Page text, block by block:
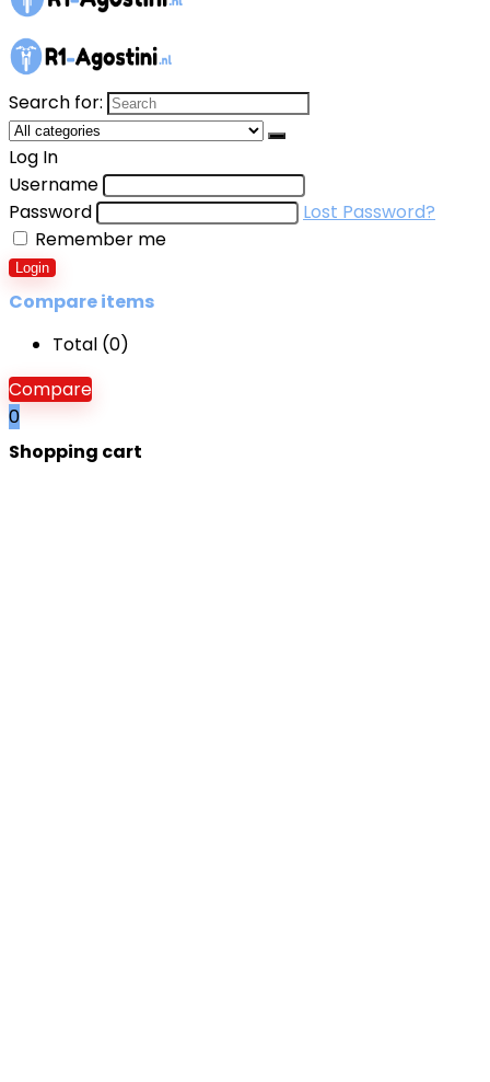
Search for:
Log In
Username
Password
Lost Password?
Remember me
Login
Compare items
Total (0)
Compare
0
Shopping cart